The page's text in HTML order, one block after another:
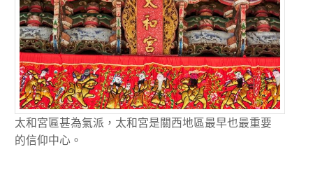
太和宮匾甚為氣派，太和宮是關西地區最早也最重要
的信仰中心。